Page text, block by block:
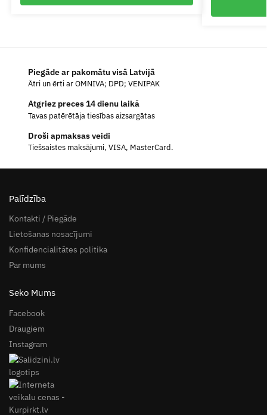
Piegāde ar pakomātu visā Latvijā
Ātri un ērti ar OMNIVA; DPD; VENIPAK
Atgriez preces 14 dienu laikā
Tavas patērētāja tiesības aizsargātas
Droši apmaksas veidi
Tiešsaistes maksājumi, VISA, MasterCard.
Palīdzība
Kontakti / Piegāde
Lietošanas nosacījumi
Konfidencialitātes politika
Par mums
Seko Mums
Facebook
Draugiem
Instagram